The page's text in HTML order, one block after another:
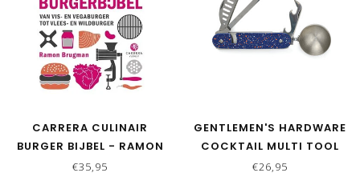
CARRERA CULINAIR
BURGER BIJBEL - RAMON
BRUGMAN
€35,95
GENTLEMEN'S HARDWARE
COCKTAIL MULTI TOOL
6-IN-1
€26,95